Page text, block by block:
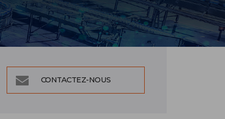
CONTACTEZ-NOUS